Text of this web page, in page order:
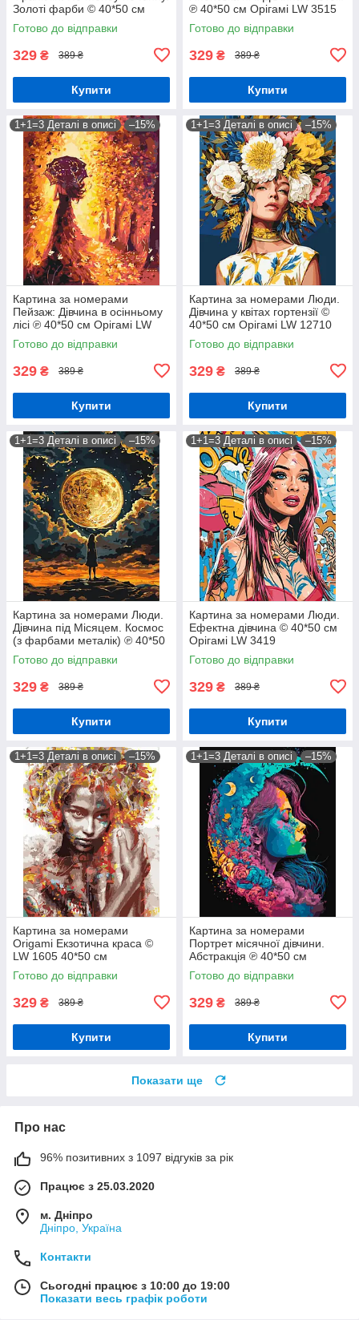
Золоті фарби © 40*50 см
Орігамі LW 3284
Готово до відправки
329 ₴ 389 ₴
Купити
℗ 40*50 см Орігамі LW 3515
Готово до відправки
329 ₴ 389 ₴
Купити
1+1=3 Деталі в описі –15%
Картина за номерами
Пейзаж: Дівчина в осінньому
лісі ℗ 40*50 см Орігамі LW
3062
Готово до відправки
329 ₴ 389 ₴
Купити
1+1=3 Деталі в описі –15%
Картина за номерами Люди.
Дівчина у квітах гортензії ©
40*50 см Орігамі LW 12710
Готово до відправки
329 ₴ 389 ₴
Купити
1+1=3 Деталі в описі –15%
Картина за номерами Люди.
Дівчина під Місяцем. Космос
(з фарбами металік) ℗ 40*50
см Орігамі LW 3401
Готово до відправки
329 ₴ 389 ₴
Купити
1+1=3 Деталі в описі –15%
Картина за номерами Люди.
Ефектна дівчина © 40*50 см
Орігамі LW 3419
Готово до відправки
329 ₴ 389 ₴
Купити
1+1=3 Деталі в описі –15%
Картина за номерами
Origami Екзотична краса ©
LW 1605 40*50 см
Готово до відправки
329 ₴ 389 ₴
Купити
1+1=3 Деталі в описі –15%
Картина за номерами
Портрет місячної дівчини.
Абстракція ℗ 40*50 см
Орігамі LW 31640
Готово до відправки
329 ₴ 389 ₴
Купити
Показати ще
Про нас
96% позитивних з 1097 відгуків за рік
Працює з 25.03.2020
м. Дніпро
Дніпро, Україна
Контакти
Сьогодні працює з 10:00 до 19:00
Показати весь графік роботи